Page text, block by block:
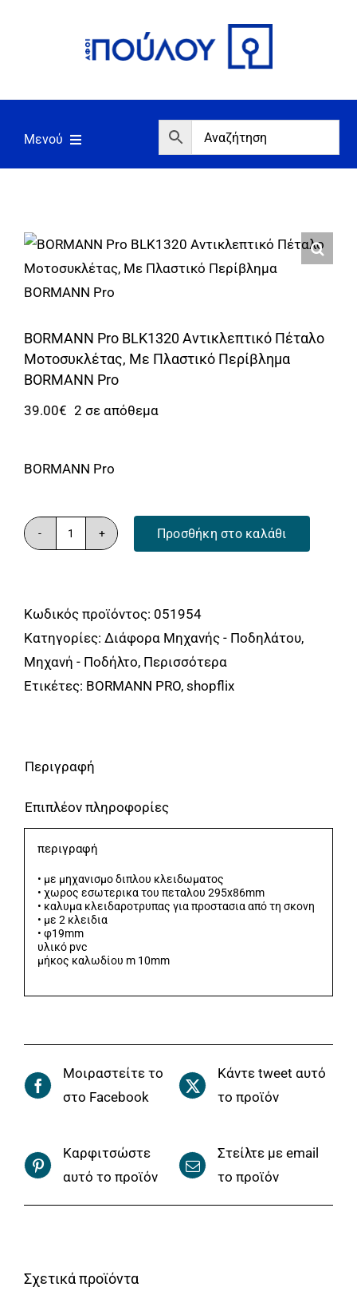
Μενού
Σπίτι/Κήπος/Αγροτικά
Αντλίες/Πιεστικά
Αναλώσιμα
Επικοινωνία
BORMANN Pro BLK1320 Αντικλεπτικό Πέταλο
Μοτοσυκλέτας, Με Πλαστικό Περίβλημα
BORMANN Pro
39.00€ 2 σε απόθεμα
BORMANN Pro
BORMANN
Αντικλεπτικό
Πέταλο
Μοτοσυκλέτας,
Με
BORMANN
ποσότητα
Προσθήκη στο καλάθι
Κωδικός προϊόντος: 051954
Κατηγορίες: Διάφορα Μηχανής - Ποδηλάτου,
Μηχανή - Ποδήλτο, Περισσότερα
Ετικέτες: BORMANN PRO, shopflix
Περιγραφή
Επιπλέον πληροφορίες
περιγραφή
• με μηχανισμο διπλου κλειδωματος
• χωρος εσωτερικα του πεταλου 295x86mm
• καλυμα κλειδαροτρυπας για προστασια από τη σκονη
• με 2 κλειδια
• φ19mm
υλικό pvc
μήκος καλωδίου m 10mm
Μοιραστείτε το
στο Facebook
Κάντε tweet αυτό
το προϊόν
Καρφιτσώστε
αυτό το προϊόν
Στείλτε με email
το προϊόν
Σχετικά προϊόντα